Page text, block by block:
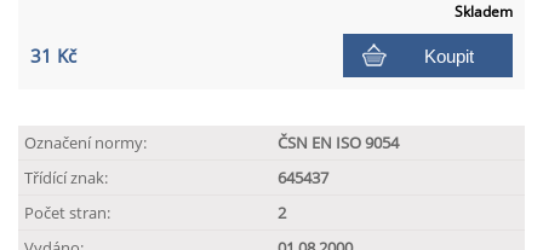
Skladem
31 Kč Koupit
Označení normy:
ČSN EN ISO 9054
Třídící znak:
645437
Počet stran:
2